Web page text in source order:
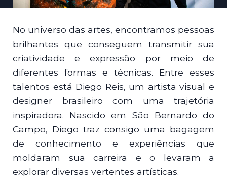
No universo das artes, encontramos pessoas
brilhantes que conseguem transmitir sua
criatividade e expressão por meio de
diferentes formas e técnicas. Entre esses
talentos está Diego Reis, um artista visual e
designer brasileiro com uma trajetória
inspiradora. Nascido em São Bernardo do
Campo, Diego traz consigo uma bagagem
de conhecimento e experiências que
moldaram sua carreira e o levaram a
explorar diversas vertentes artísticas.